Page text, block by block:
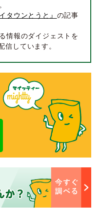
イタウンとうと』 の記事
情報のダイジェストを
しています。